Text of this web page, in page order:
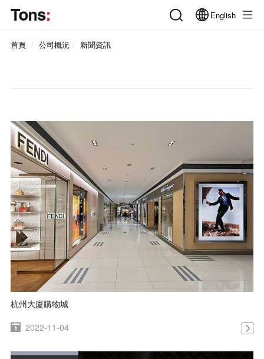
English
首頁 公司概況 新聞資訊
杭州大廈購物城
2022-11-04